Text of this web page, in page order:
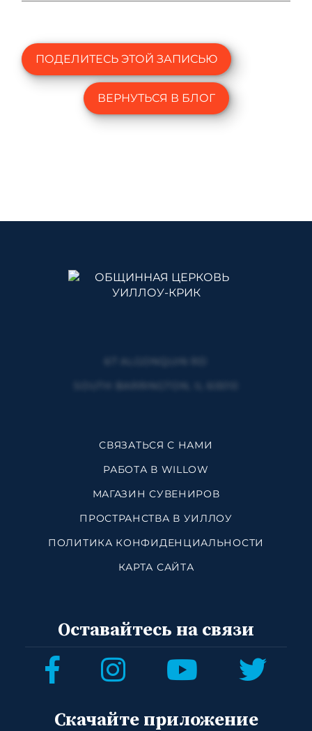
ПОДЕЛИТЕСЬ ЭТОЙ ЗАПИСЬЮ
ВЕРНУТЬСЯ В БЛОГ
СВЯЗАТЬСЯ С НАМИ
РАБОТА В WILLOW
МАГАЗИН СУВЕНИРОВ
ПРОСТРАНСТВА В УИЛЛОУ
ПОЛИТИКА КОНФИДЕНЦИАЛЬНОСТИ
КАРТА САЙТА
Оставайтесь на связи
Скачайте приложение